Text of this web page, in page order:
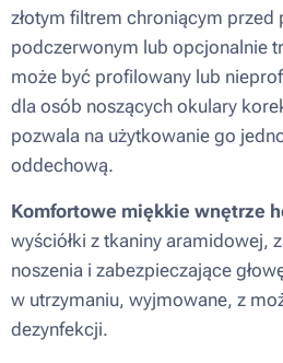
złotym filtrem chroniącym
podczerwonym lub opcjonalnie
może być profilowany lub
dla osób noszących okulary
pozwala na użytkowanie go
oddechową.
Komfortowe miękkie wnętrze
wyściółki z tkaniny aramidowej,
noszenia i zabezpieczające
w utrzymaniu, wyjmowane, z
dezynfekcji.